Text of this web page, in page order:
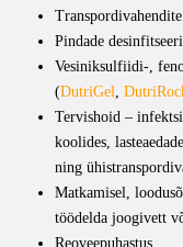
Pindade
Vesiniksulfiidi-,
(DutriGel ,
Tervishoid –
koolides,
ning
Matkamisel,
töödelda joogivett
Reoveepuhastus.